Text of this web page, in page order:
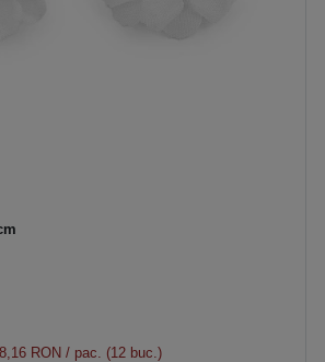
8,16 RON / pac. (12 buc.)